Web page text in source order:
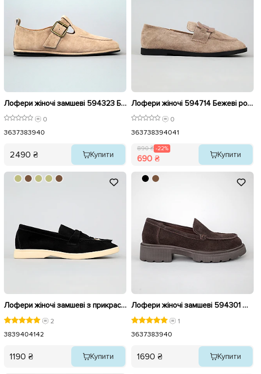
Лофери жіночі замшеві 594323 Бежеві
0
3637383940
2490 ₴ Купити
Лофери жіночі 594714 Бежеві розпродаж
0
363738394041
890 ₴ -22%
690 ₴ Купити
Лофери жіночі замшеві з прикрасами 594739 Чорні
2
3839404142
1190 ₴ Купити
Лофери жіночі замшеві 594301 Шоколад
1
3637383940
1690 ₴ Купити